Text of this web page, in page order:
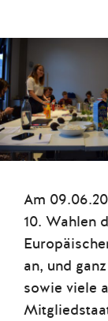
Am
10. Wahlen
an, und
sowie viele